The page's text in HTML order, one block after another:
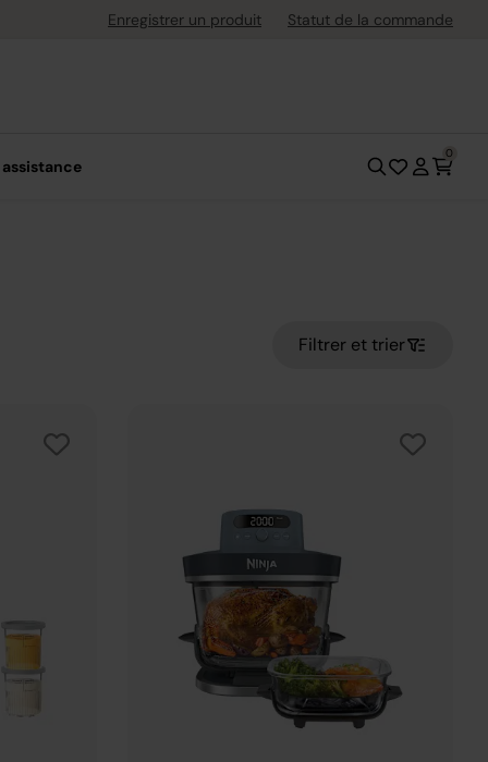
dès 40 € d'achatEnregistrer un produit Statut de la commande
0
Filtrer et trier